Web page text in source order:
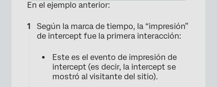
En el ejemplo anterior:
Según la marca de tiempo, la “impresión”
de intercept fue la primera interacción:
Este es el evento de impresión de
intercept (es decir, la intercept se
mostró al visitante del sitio).